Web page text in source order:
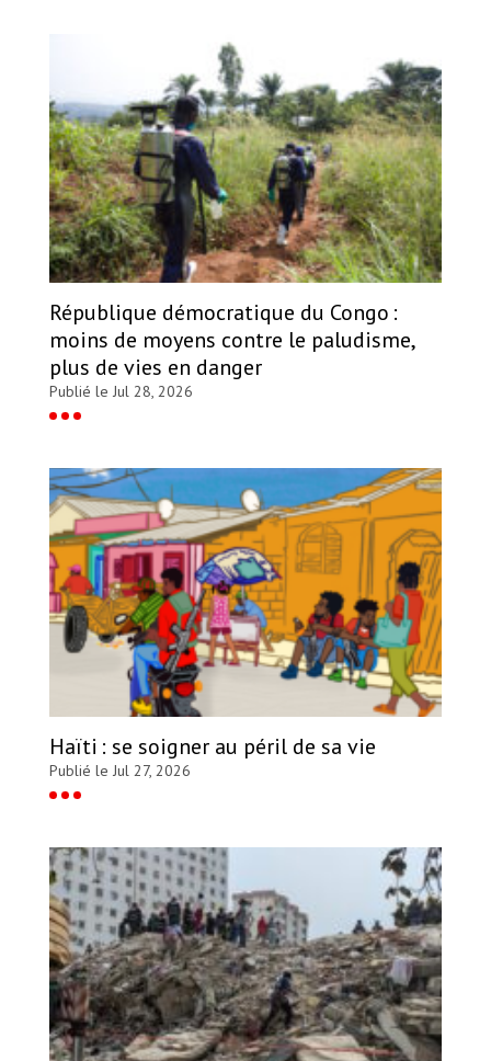
République démocratique du Congo :
moins de moyens contre le paludisme,
plus de vies en danger
Publié le Jul 28, 2026
Haïti : se soigner au péril de sa vie
Publié le Jul 27, 2026